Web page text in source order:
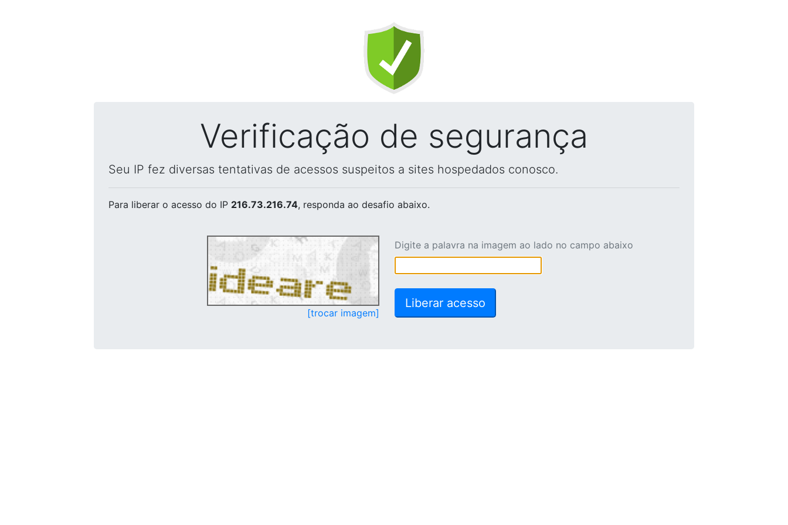
Verificação de segurança
Seu IP fez diversas tentativas de acessos suspeitos a sites hospedados conosco.
Para liberar o acesso do IP 216.73.216.74, responda ao desafio abaixo.
[trocar imagem]
Digite a palavra na imagem ao lado no campo abaixo